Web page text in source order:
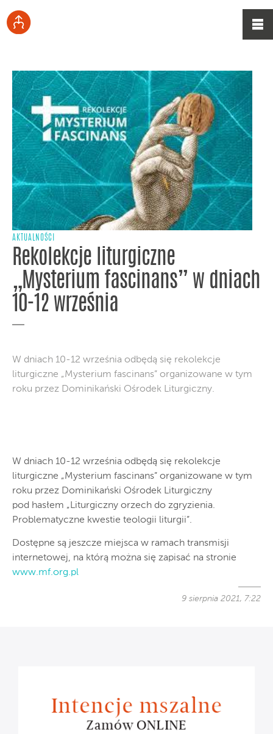
AKTUALNOŚCI
Rekolekcje liturgiczne
„Mysterium fascinans” w dniach
10-12 września
W dniach 10-12 września odbędą się rekolekcje
liturgiczne „Mysterium fascinans” organizowane w tym
roku przez Dominikański Ośrodek Liturgiczny.
W dniach 10-12 września odbędą się rekolekcje
liturgiczne „Mysterium fascinans” organizowane w tym
roku przez Dominikański Ośrodek Liturgiczny
pod hasłem „Liturgiczny orzech do zgryzienia.
Problematyczne kwestie teologii liturgii”.
Dostępne są jeszcze miejsca w ramach transmisji
internetowej, na którą można się zapisać na stronie
www.mf.org.pl
9 sierpnia 2021, 7:22